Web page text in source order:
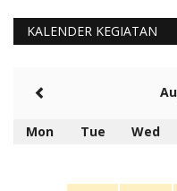
5 tahun Yang lalu
Rambu
Berita Polres Sumba
5 tahun Yang lalu
KALENDER KEGIATAN
Mon Tue Wed